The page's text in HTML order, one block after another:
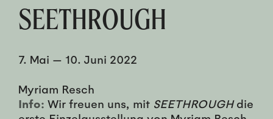
SEETHROUGH
7. Mai — 10. Juni 2022
Myriam Resch
Info: Wir freuen uns, mit SEETHROUGHdie